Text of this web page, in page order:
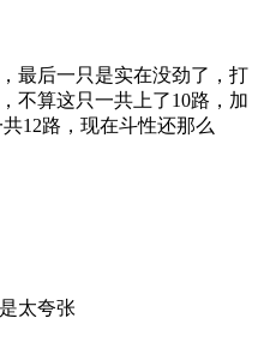
最后一只是实在没劲了，打
不算这只一共上了10路，加
12路，现在斗性还那么
太夸张